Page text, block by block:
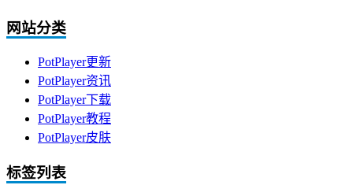
网站分类
PotPlayer更新
PotPlayer资讯
PotPlayer下载
PotPlayer教程
PotPlayer皮肤
标签列表